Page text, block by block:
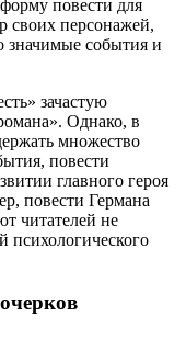
повести для
своих персонажей,
значимые события и
зачастую
Однако, в
множество
повести
главного героя
повести Германа
читателей не